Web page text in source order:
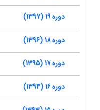
دوره 19 (1397)
دوره 18 (1396)
دوره 17 (1395)
دوره 16 (1394)